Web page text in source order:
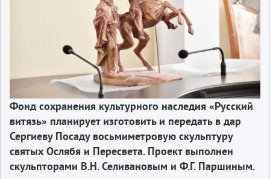
Фонд сохранения культурного наследия «Русский
витязь» планирует изготовить и передать в дар
Сергиеву Посаду восьмиметровую скульптуру
святых Ослябя и Пересвета. Проект выполнен
скульпторами В.Н. Селивановым и Ф.Г. Паршиным.